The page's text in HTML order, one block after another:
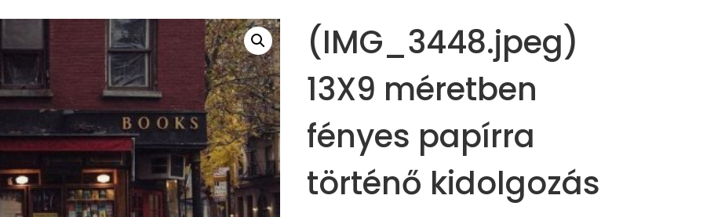
(IMG_3448.jpeg)
13X9 méretben
fényes papírra
történő kidolgozás